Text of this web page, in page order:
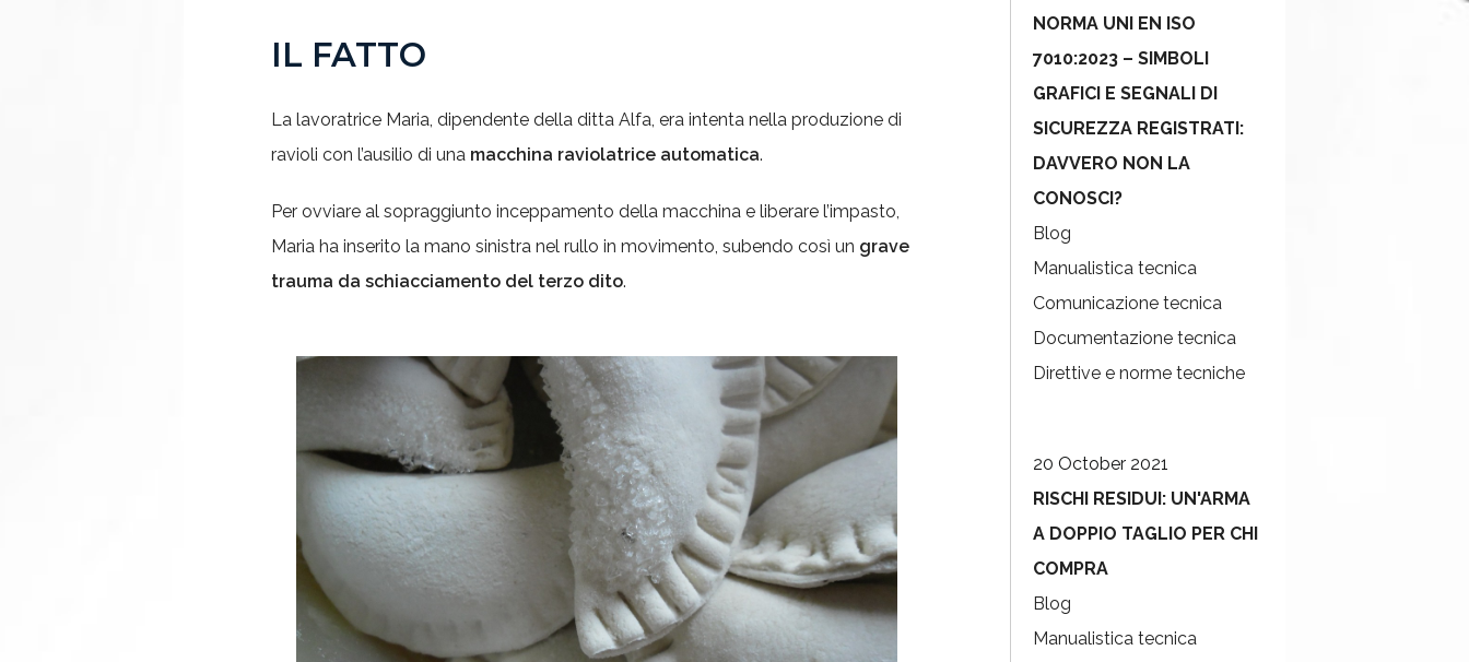
IL FATTO
La lavoratrice Maria, dipendente della ditta Alfa, era intenta nella produzione di
ravioli con l’ausilio di una macchina raviolatrice automatica.
Per ovviare al sopraggiunto inceppamento della macchina e liberare l’impasto,
Maria ha inserito la mano sinistra nel rullo in movimento, subendo così un grave
trauma da schiacciamento del terzo dito.
NORMA UNI EN ISO
7010:2023 – SIMBOLI
GRAFICI E SEGNALI DI
SICUREZZA REGISTRATI:
DAVVERO NON LA
CONOSCI?
Blog
Manualistica tecnica
Comunicazione tecnica
Documentazione tecnica
Direttive e norme tecniche
20 October 2021
RISCHI RESIDUI: UN'ARMA
A DOPPIO TAGLIO PER CHI
COMPRA
Blog
Manualistica tecnica